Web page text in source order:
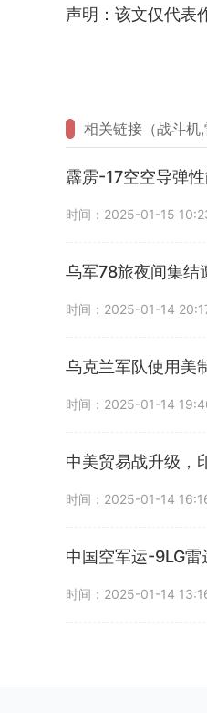
声明：该文仅代表
相关链接（战斗机,
霹雳-17空空导弹
时间：2025-01-15
乌军78旅夜间集结
时间：2025-01-14
乌克兰军队使用美
时间：2025-01-14
中美贸易战升级，
时间：2025-01-14
中国空军运-9LG
时间：2025-01-14